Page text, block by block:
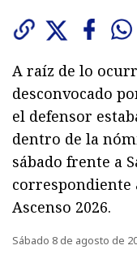
A raíz de lo
desconvocado
el defensor
dentro de la
sábado frente a
correspondiente
Ascenso 2026.
Sábado 8 de agosto de